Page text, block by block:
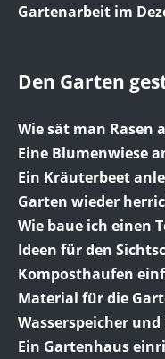
Gartenarbeit im
Den Garten
Wie sät man Rasen
Eine Blumenwiese
Ein Kräuterbeet
Garten wieder
Wie baue ich einen
Ideen für den
Komposthaufen
Material für die
Wasserspeicher
Ein Gartenhaus